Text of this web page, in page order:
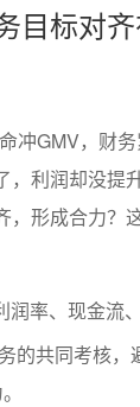
目标对
冲GMV，财
，利润却没提
，形成合力？
润率、现金流
的共同考核，